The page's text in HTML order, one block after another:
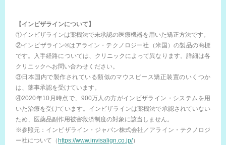
【インビザラインについて】
①インビザラインは薬機法で未承認の医療機器を用いた矯正方法です。
②インビザライン®はアライン・テクノロジー社（米国）の製品の商標
です。入手経路については、クリニックによって異なります。詳細は各
クリニックへお問い合わせください。
③日本国内で製作されている類似のマウスピース矯正装置のいくつか
は、薬事承認を受けています。
④2020年10月時点で、900万人の方がインビザライン・システムを用
いた治療を受けています。インビザラインは薬機法で承認されていない
ため、医薬品副作用被害救済制度の対象に該当しません。
※参照元：インビザライン・ジャパン株式会社／アライン・テクノロジ
ー社について（ https://www.invisalign.co.jp/）